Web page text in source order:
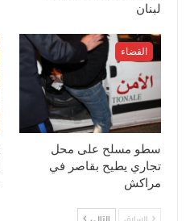
لبنان
القضاء
سطو مسلح على محل
تجاري يطيح بقاصر في
مراكش